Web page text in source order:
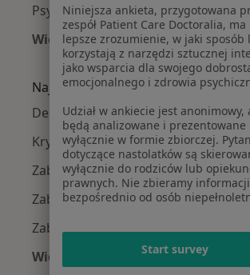
Psycholodzy Letnica
Więcej (10)
Więcej w kategorii:
Najczęście leczone choroby
Depresja w Gdańsku
Kryzys emocjonalny w Gdańsku
Zaburzenia emocjonalne w
Zaburzenia lękowe w Gdańsku
Zaburzenia nastroju w Gdańsku
Więcej (15)
Niniejsza ankieta, przygotowana
zespół Patient Care Doctoralia, ma
lepsze zrozumienie, w jaki sposób
korzystają z narzędzi sztucznej
jako wsparcia dla swojego
emocjonalnego i zdrowia
Udział w ankiecie jest anonimowy,
będą analizowane i prezentowane
wyłącznie w formie zbiorczej.
dotyczące nastolatków są
wyłącznie do rodziców lub
prawnych. Nie zbieramy informacji
bezpośrednio od osób
Start survey